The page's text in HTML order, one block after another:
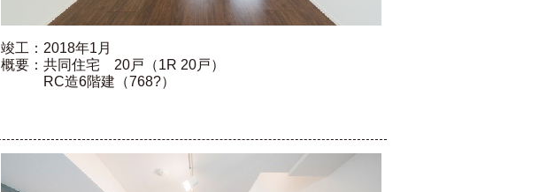
竣工：2018年1月
概要：共同住宅 20戸（1R 20戸）
RC造6階建（768?）